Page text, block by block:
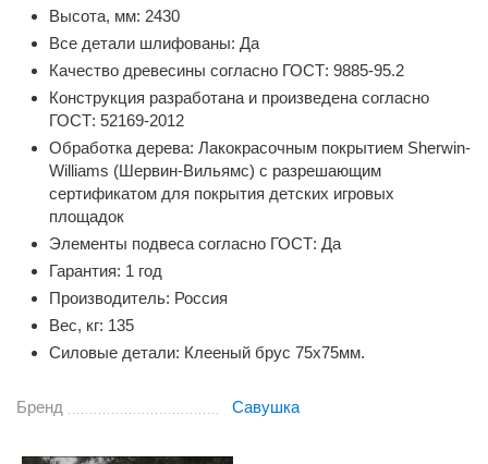
Высота, мм: 2430
Все детали шлифованы: Да
Качество древесины согласно ГОСТ: 9885-95.2
Конструкция разработана и произведена согласно
ГОСТ: 52169-2012
Обработка дерева: Лакокрасочным покрытием Sherwin-
Williams (Шервин-Вильямс) с разрешающим
сертификатом для покрытия детских игровых
площадок
Элементы подвеса согласно ГОСТ: Да
Гарантия: 1 год
Производитель: Россия
Вес, кг: 135
Силовые детали: Клееный брус 75х75мм.
Бренд Савушка